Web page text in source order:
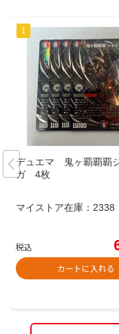
デュエマ 鬼ヶ覇覇覇
ガ 4枚
マイストア在庫： 2338
税込
カートに入れる